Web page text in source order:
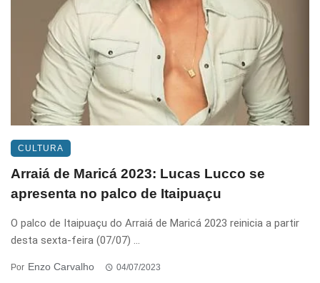
CULTURA
Arraiá de Maricá 2023: Lucas Lucco se
apresenta no palco de Itaipuaçu
O palco de Itaipuaçu do Arraiá de Maricá 2023 reinicia a partir
desta sexta-feira (07/07) ...
Por Enzo Carvalho 04/07/2023